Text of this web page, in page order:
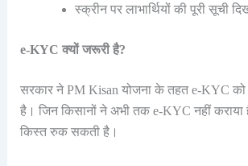
स्क्रीन पर लाभार्थियों की पूरी सूची
e-KYC क्यों जरूरी है?
सरकार ने PM Kisan योजना के तहत e-KYC को
है। जिन किसानों ने अभी तक e-KYC नहीं
किस्त रुक सकती है।